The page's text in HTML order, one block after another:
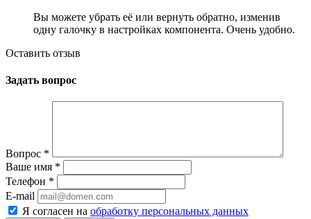
Вы можете убрать её или вернуть обратно, изменив
одну галочку в настройках компонента. Очень удобно.
Оставить отзыв
Задать вопрос
Вопрос *
Ваше имя *
Телефон *
E-mail
Я согласен на обработку персональных данных